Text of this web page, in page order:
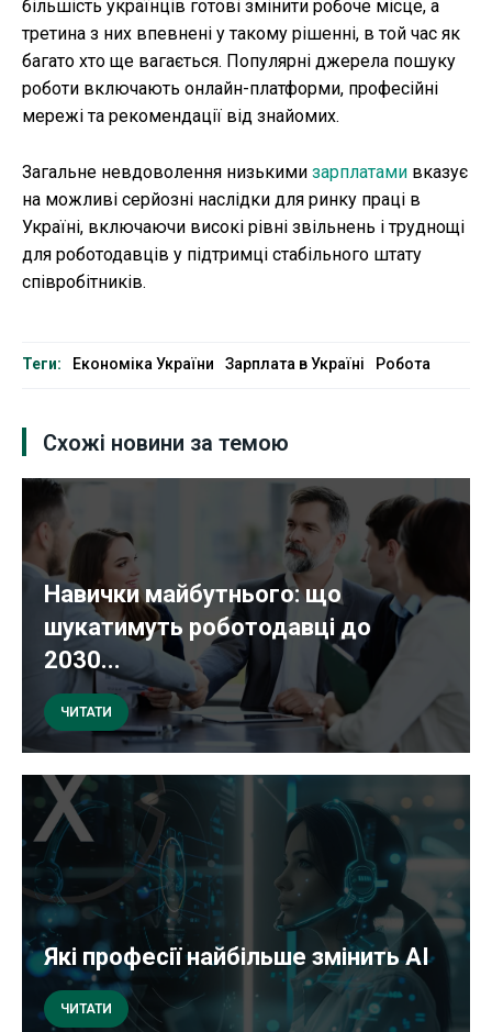
більшість українців готові змінити робоче місце, а
третина з них впевнені у такому рішенні, в той час як
багато хто ще вагається. Популярні джерела пошуку
роботи включають онлайн-платформи, професійні
мережі та рекомендації від знайомих.
Загальне невдоволення низькими зарплатами вказує
на можливі серйозні наслідки для ринку праці в
Україні, включаючи високі рівні звільнень і труднощі
для роботодавців у підтримці стабільного штату
співробітників.
Теги: Економіка України Зарплата в Україні Робота
Схожі новини за темою
Навички майбутнього: що
шукатимуть роботодавці до
2030...
ЧИТАТИ
Які професії найбільше змінить AI
ЧИТАТИ